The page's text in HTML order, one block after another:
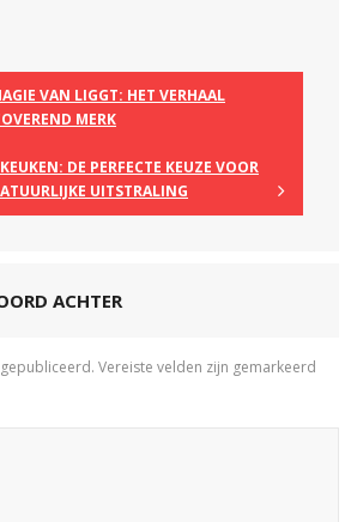
VAN LIGGT: HET VERHAAL
MERK
DE PERFECTE KEUZE VOOR
UITSTRALING
ACHTER
Vereiste velden zijn gemarkeerd